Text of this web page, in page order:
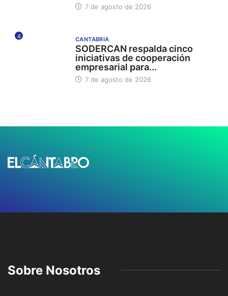
7 de agosto de 2026
4 CANTABRIA
SODERCAN respalda cinco
iniciativas de cooperación
empresarial para...
7 de agosto de 2026
Sobre Nosotros